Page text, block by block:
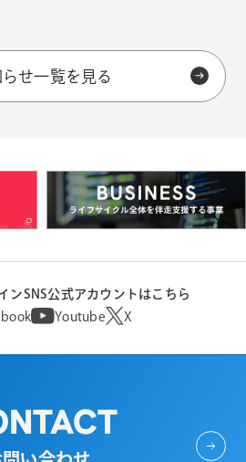
せ一覧を見る
ンSNS公式アカウントはこちら
Youtube X
問い合わせ